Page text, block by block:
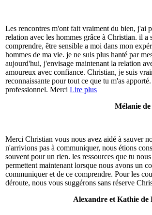
Les rencontres m'ont fait vraiment du bien, j'ai
relation avec les hommes grâce à Christian. il a
comprendre, être sensible a moi dans mon
hommes de ma vie. je ne suis plus hanté par
aujourd'hui, j'envisage maintenant la relation
amoureux avec confiance. Christian, je suis
reconnaissante pour tout ce que tu m'as
professionnel. Merci Lire plus
Mélanie
Merci Christian vous nous avez aidé à sauver
n'arrivions pas à communiquer, nous étions
souvent pour un rien. les ressources que tu
permettent maintenant lorsque nous avons un
communiquer et de ce comprendre. Pour les
déroute, nous vous suggérons sans réserve
Alexandre et Kathie de